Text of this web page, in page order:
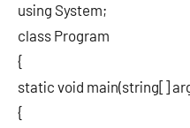
using System;
class Program
{
static void main(string[]
{